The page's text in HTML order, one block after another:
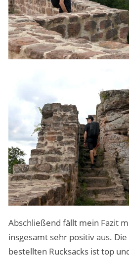
Abschließend fällt mein Fazit
insgesamt sehr positiv aus.
bestellten Rucksacks ist top